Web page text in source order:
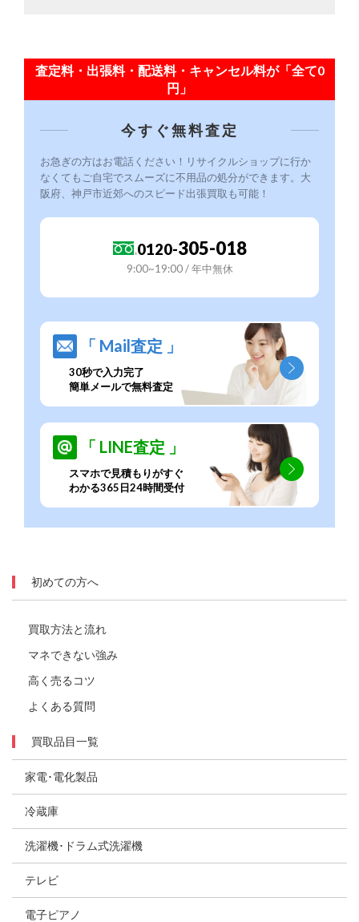
査定料・出張料・配送料・キャンセル料が「全て0
円」
今すぐ無料査定
お急ぎの方はお電話ください！リサイクルショップに行か
なくてもご自宅でスムーズに不用品の処分ができます。大
阪府、神戸市近郊へのスピード出張買取も可能！
0120-305-018
9:00~19:00 / 年中無休
「 Mail査定 」
30秒で入力完了
簡単メールで無料査定
「 LINE査定 」
スマホで見積もりがすぐ
わかる365日24時間受付
初めての方へ
買取方法と流れ
マネできない強み
高く売るコツ
よくある質問
買取品目一覧
家電･電化製品
冷蔵庫
洗濯機･ドラム式洗濯機
テレビ
電子ピアノ